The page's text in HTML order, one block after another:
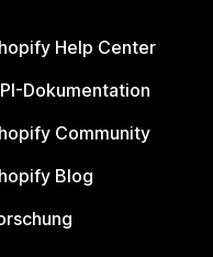
Help Center
Dokumentation
Community
Blog